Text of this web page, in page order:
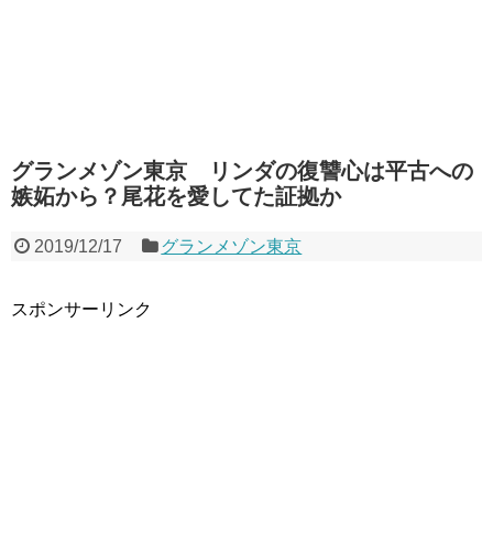
グランメゾン東京 リンダの復讐心は平古への
嫉妬から？尾花を愛してた証拠か
2019/12/17 グランメゾン東京
スポンサーリンク